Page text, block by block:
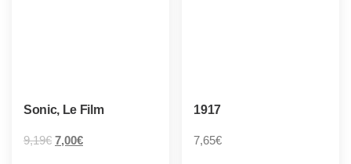
Sonic, Le Film
9,19€ 7,00€
1917
7,65€